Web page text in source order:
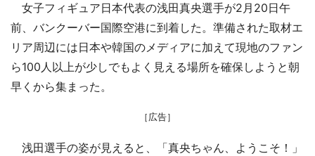
女子フィギュア日本代表の浅田真央選手が2月20日午
前、バンクーバー国際空港に到着した。準備された取材エ
リア周辺には日本や韓国のメディアに加えて現地のファン
ら100人以上が少しでもよく見える場所を確保しようと朝
早くから集まった。
［広告］
浅田選手の姿が見えると、「真央ちゃん、ようこそ！」